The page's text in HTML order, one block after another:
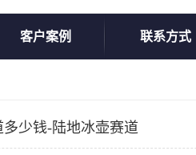
客户案例 联系方式
少钱-陆地冰壶赛道